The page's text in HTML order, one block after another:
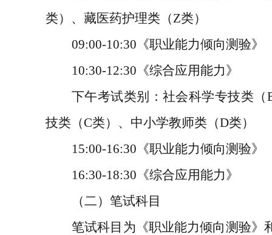
类）、藏医药护理类（Z类）
09:00-10:30 《职业能力倾向测验》
10:30-12:30 《综合应用能力》
下午考试类别：社会科学专技类（
技类（C类）、中小学教师类（D类）
15:00-16:30 《职业能力倾向测验》
16:30-18:30 《综合应用能力》
（二）笔试科目
笔试科目为《职业能力倾向测验》